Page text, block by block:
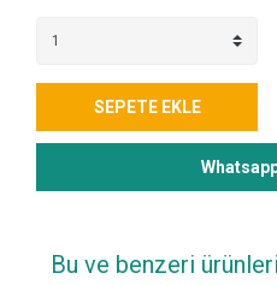
SEPETE EKLE
Bu ve benzeri